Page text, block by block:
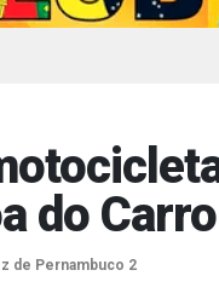
do Carro
de Pernambuco 2